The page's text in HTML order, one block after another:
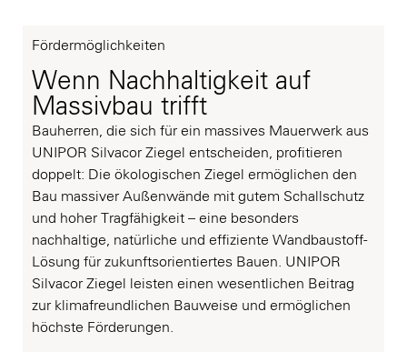
Fördermöglichkeiten
Wenn Nachhaltigkeit auf
Massivbau trifft
Bauherren, die sich für ein massives Mauerwerk aus
UNIPOR Silvacor Ziegel entscheiden, profitieren
doppelt: Die ökologischen Ziegel ermöglichen den
Bau massiver Außenwände mit gutem Schallschutz
und hoher Tragfähigkeit – eine besonders
nachhaltige, natürliche und effiziente Wandbaustoff-
Lösung für zukunftsorientiertes Bauen. UNIPOR
Silvacor Ziegel leisten einen wesentlichen Beitrag
zur klimafreundlichen Bauweise und ermöglichen
höchste Förderungen.